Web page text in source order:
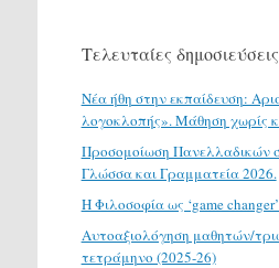
Τελευταίες δημοσιεύσεις
Νέα ήθη στην εκπαίδευση:
λογοκλοπής». Μάθηση χωρίς
Προσομοίωση Πανελλαδικών
Γλώσσα και Γραμματεία 2026.
H Φιλοσοφία ως ‘game
Αυτοαξιολόγηση μαθητών/
τετράμηνο (2025-26)